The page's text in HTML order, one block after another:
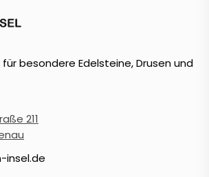
besondere Edelsteine, Drusen und
211
insel.de